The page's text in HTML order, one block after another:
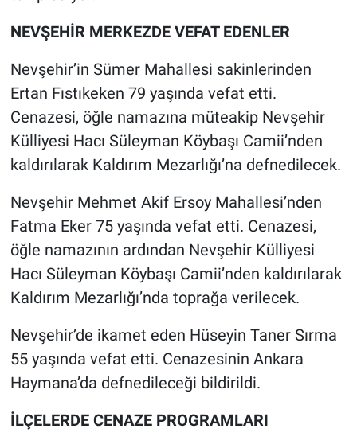
NEVŞEHİR MERKEZDE VEFAT EDENLER
Nevşehir’in Sümer Mahallesi sakinlerinden
Ertan Fıstıkeken 79 yaşında vefat etti.
Cenazesi, öğle namazına müteakip Nevşehir
Külliyesi Hacı Süleyman Köybaşı Camii’nden
kaldırılarak Kaldırım Mezarlığı’na defnedilecek.
Nevşehir Mehmet Akif Ersoy Mahallesi’nden
Fatma Eker 75 yaşında vefat etti. Cenazesi,
öğle namazının ardından Nevşehir Külliyesi
Hacı Süleyman Köybaşı Camii’nden kaldırılarak
Kaldırım Mezarlığı’nda toprağa verilecek.
Nevşehir’de ikamet eden Hüseyin Taner Sırma
55 yaşında vefat etti. Cenazesinin Ankara
Haymana’da defnedileceği bildirildi.
İLÇELERDE CENAZE PROGRAMLARI